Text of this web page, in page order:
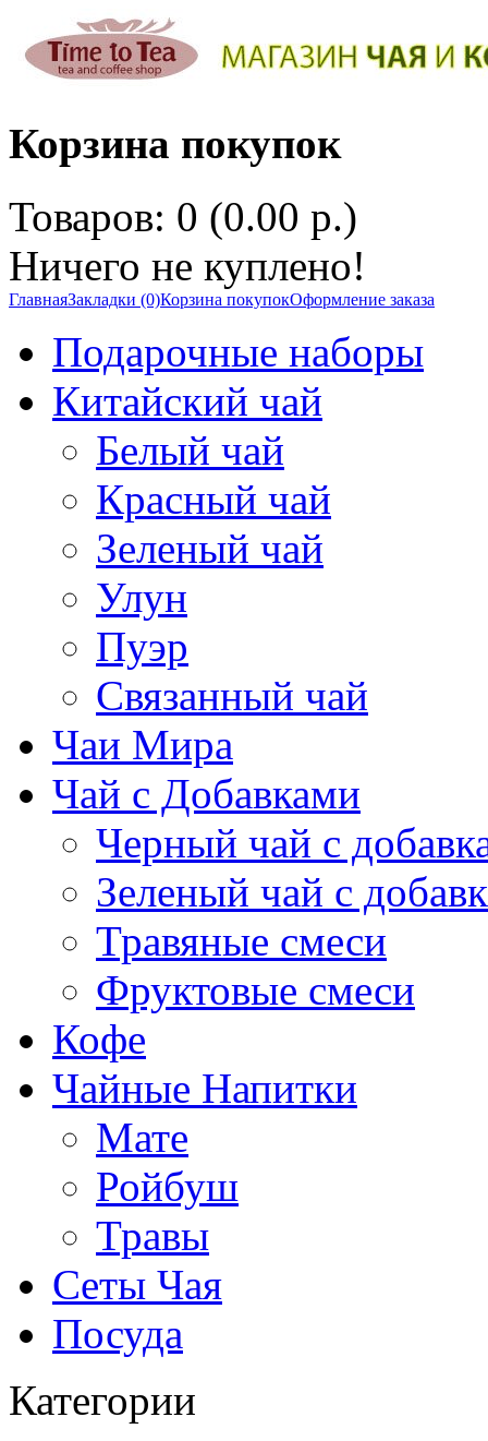
Корзина покупок
Товаров: 0 (0.00 р.)
Ничего не куплено!
ГлавнаяЗакладки (0)Корзина покупокОформление заказа
Подарочные наборы
Китайский чай
Белый чай
Красный чай
Зеленый чай
Улун
Пуэр
Связанный чай
Чаи Мира
Чай с Добавками
Черный чай с
Зеленый чай с
Травяные смеси
Фруктовые смеси
Кофе
Чайные Напитки
Мате
Ройбуш
Травы
Сеты Чая
Посуда
Категории